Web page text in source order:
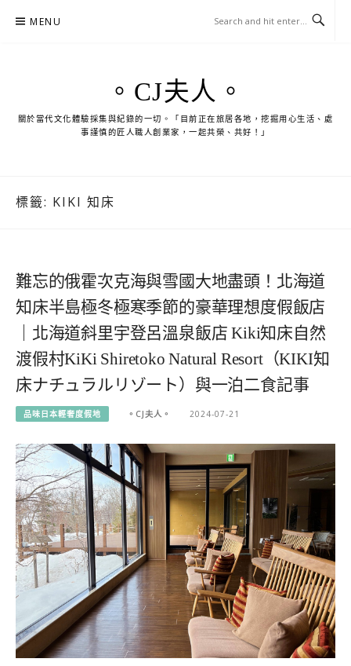
MENU
。CJ夫人。
關於當代文化體驗採集與紀錄的一切。「目前正在旅居各地，挖掘用心生活、處
事謹慎的匠人職人創業家，一起共榮、共好！」
標籤: KIKI 知床
難忘的俄霍次克海與雪國大地盡頭！北海道
知床半島極冬極寒季節的豪華理想度假飯店
｜北海道斜里宇登呂溫泉飯店 Kiki知床自然
渡假村KiKi Shiretoko Natural Resort（KIKI知
床ナチュラルリゾート）與一泊二食記事
品味日本輕奢度假地 。CJ夫人。 2024-07-21